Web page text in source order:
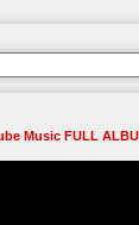
Music FULL